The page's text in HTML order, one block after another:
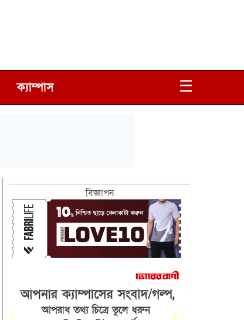
☰
ক্যাম্পাস
বিজ্ঞাপন